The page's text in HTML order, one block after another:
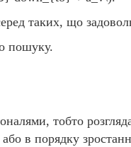
таких, що
пошуку.
тобто
або в порядку